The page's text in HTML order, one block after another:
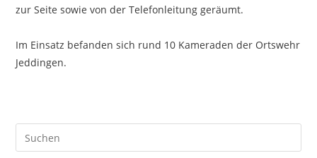
zur Seite sowie von der Telefonleitung geräumt.
Im Einsatz befanden sich rund 10 Kameraden der Ortswehr
Jeddingen.